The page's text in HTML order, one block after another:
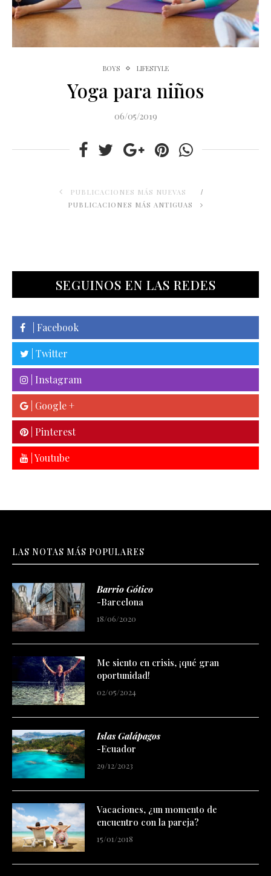
BOYS LIFESTYLE
Yoga para niños
06/05/2019
PUBLICACIONES MÁS NUEVAS
PUBLICACIONES MÁS ANTIGUAS
SEGUINOS EN LAS REDES
| Facebook
| Twitter
| Instagram
| Google +
| Pinterest
| Youtube
LAS NOTAS MÁS POPULARES
Barrio Gótico
-Barcelona
18/06/2020
Me siento en crisis, ¡qué gran
oportunidad!
02/05/2024
Islas Galápagos
-Ecuador
29/12/2023
Vacaciones, ¿un momento de
encuentro con la pareja?
15/01/2018